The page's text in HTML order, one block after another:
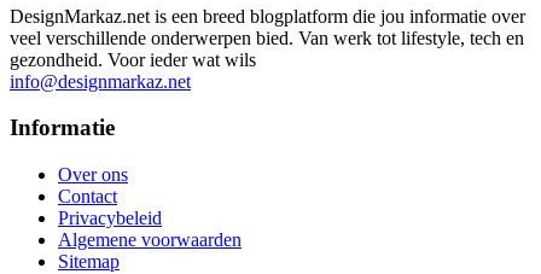
DesignMarkaz.net is een breed blogplatform die jou informatie over
veel verschillende onderwerpen bied. Van werk tot lifestyle, tech en
gezondheid. Voor ieder wat wils
info@designmarkaz.net
Informatie
Over ons
Contact
Privacybeleid
Algemene voorwaarden
Sitemap